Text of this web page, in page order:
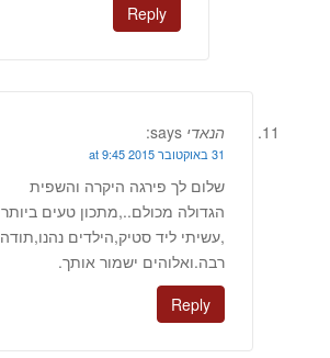
Reply
הנאדי says:
31 באוקטובר 2015 at 9:45
שלום לך פירגה היקרה והשפית
הגדולה מכולם..,מתכון טעים ביותר
,עשיתי ליד סטיק,הילדים נהנו,תודה
רבה.ואלוהים ישמור אותך.
Reply